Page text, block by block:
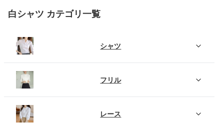
白シャツ カテゴリ一覧
シャツ
フリル
レース